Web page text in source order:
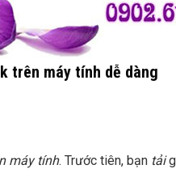
trên máy tính dễ dàng
máy tính. Trước tiên, bạn tải